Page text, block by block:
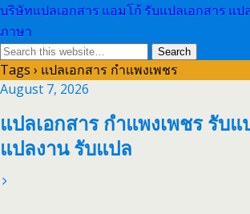
บริษัทแปลเอกสาร แอมโก้ รับแปลเอกสาร แป
ภาษา
Tags › แปลเอกสาร กำแพงเพชร
August 7, 2026
แปลเอกสาร กำแพงเพชร รับแ
แปลงาน รับแปล